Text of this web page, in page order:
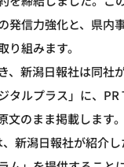
発信力強化と、県内
り組みます。
、新潟日報社は同社
タルプラス」に、PR
文のまま掲載します。
、新潟日報社が紹介